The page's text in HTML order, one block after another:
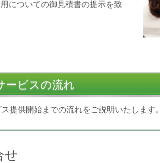
についての御見積書の提示を致
ービスの流れ
提供開始までの流れをご説明いたします。
せ